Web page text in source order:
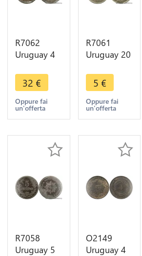
R7062
Uruguay 4
1869 H
Heaton ->
Make offer
32 €
Oppure fai
un'offerta
R7061
Uruguay 20
1945 So
San
Francisco
Silver ->
5 €
Oppure fai
un'offerta
R7058
Uruguay 5
O2149
Uruguay 4